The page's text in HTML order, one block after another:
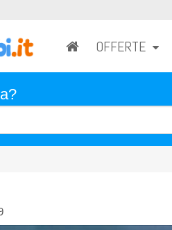
OFFERTE